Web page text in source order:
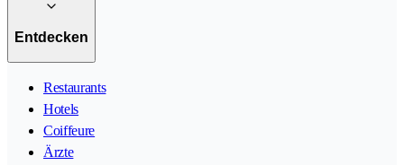
Entdecken
Restaurants
Hotels
Coiffeure
Ärzte